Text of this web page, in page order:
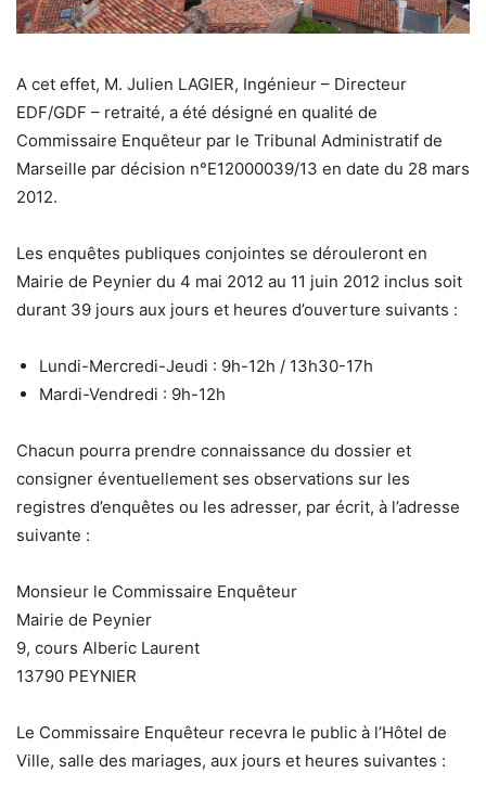
A cet effet, M. Julien LAGIER, Ingénieur – Directeur
EDF/GDF – retraité, a été désigné en qualité de
Commissaire Enquêteur par le Tribunal Administratif de
Marseille par décision n°E12000039/13 en date du 28 mars
2012.
Les enquêtes publiques conjointes se dérouleront en
Mairie de Peynier du 4 mai 2012 au 11 juin 2012 inclus soit
durant 39 jours aux jours et heures d’ouverture suivants :
Lundi-Mercredi-Jeudi : 9h-12h / 13h30-17h
Mardi-Vendredi : 9h-12h
Chacun pourra prendre connaissance du dossier et
consigner éventuellement ses observations sur les
registres d’enquêtes ou les adresser, par écrit, à l’adresse
suivante :
Monsieur le Commissaire Enquêteur
Mairie de Peynier
9, cours Alberic Laurent
13790 PEYNIER
Le Commissaire Enquêteur recevra le public à l’Hôtel de
Ville, salle des mariages, aux jours et heures suivantes :